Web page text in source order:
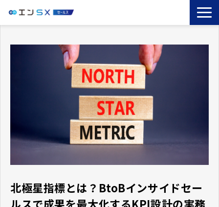
サービス一覧
導入事例
お役立ちブログ
セミナー
コラム
北極星指標とは？BtoBインサイドセー
ルスで成果を最大化するKPI設計の実務